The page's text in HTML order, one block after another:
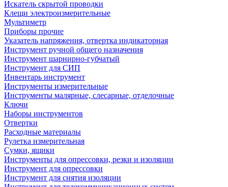
Искатель скрытой проводки
Клещи электроизмерительные
Мультиметр
Приборы прочие
Указатель напряжения, отвертка индикаторная
Инструмент ручной общего назначения
Инструмент шарнирно-губчатый
Инструмент для СИП
Инвентарь инструмент
Инструменты измерительные
Инструменты малярные, слесарные, отделочные
Ключи
Наборы инструментов
Отвертки
Расходные материалы
Рулетка измерительная
Сумки, ящики
Инструменты для опрессовки, резки и изоляции
Инструмент для опрессовки
Инструмент для снятия изоляции